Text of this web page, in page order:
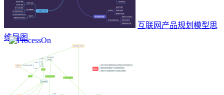
互联网产品规划模型思
维导图